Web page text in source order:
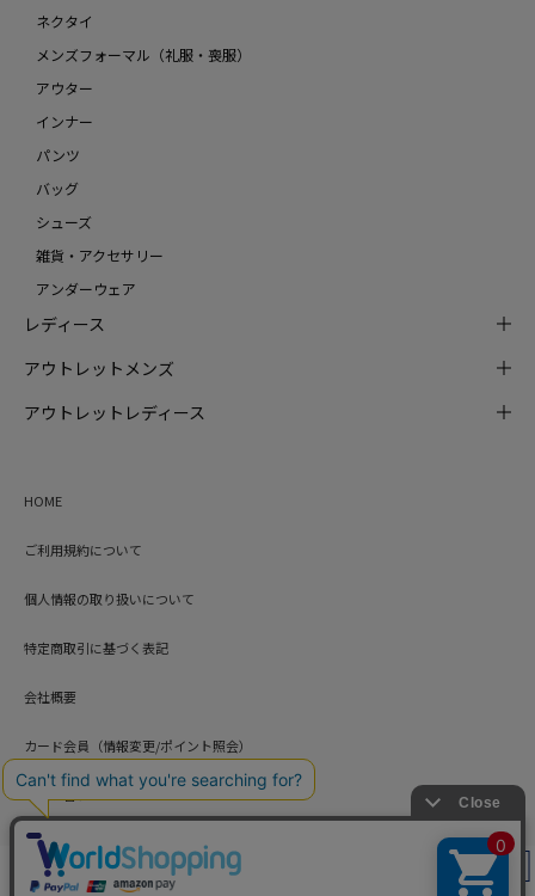
絞り込み
ネクタイ
メンズフォーマル（礼服・喪服）
アウター
インナー
パンツ
バッグ
シューズ
雑貨・アクセサリー
アンダーウェア
レディース
アウトレットメンズ
アウトレットレディース
HOME
ご利用規約について
個人情報の取り扱いについて
特定商取引に基づく表記
会社概要
カード会員（情報変更/ポイント照会）